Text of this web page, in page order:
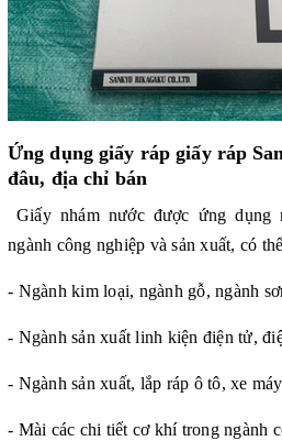
Ứng dụnggiấy ráp giấy ráp
đâu, địa chỉ bán
Giấy nhám nước được ứng dụng
ngành công nghiệp và sản xuất, có
- Ngành kim loại, ngành gỗ, ngành
- Ngành sản xuất linh kiện điện tử,
- Ngành sản xuất, lắp ráp ô tô, xe
- Mài các chi tiết cơ khí trong ngành